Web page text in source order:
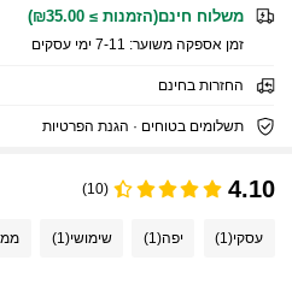
משלוח חינם(הזמנות ≥ ₪35.00)
זמן אספקה ​​משוער: 7-11 ימי עסקים
החזרות בחינם
תשלומים בטוחים · הגנת הפרטיות
4.10
(10)
עסקי(1) יפה(1) שימושי(1)